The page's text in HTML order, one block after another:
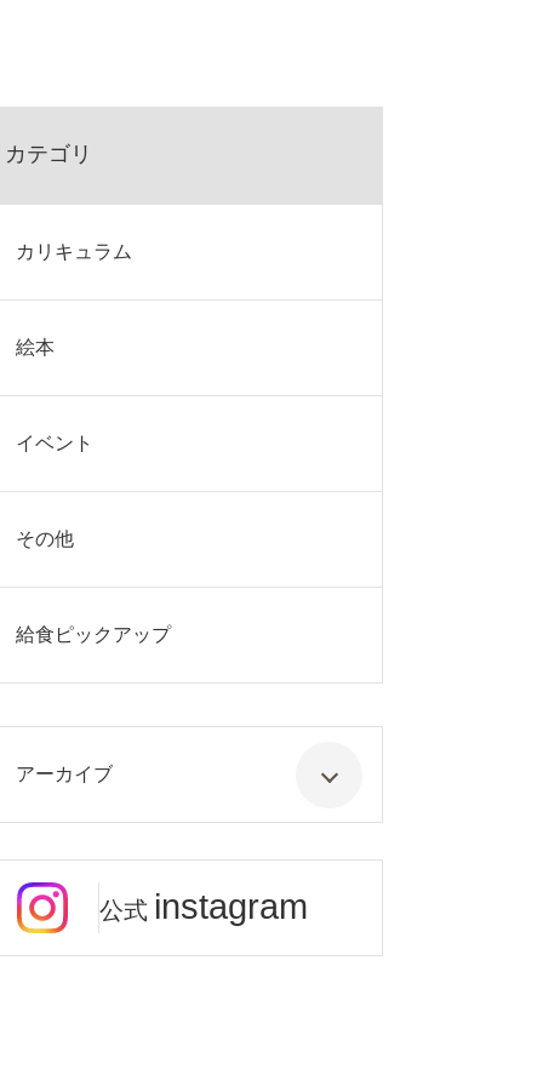
カテゴリ
カリキュラム
絵本
イベント
その他
給食ピックアップ
アーカイブ
公式 instagram